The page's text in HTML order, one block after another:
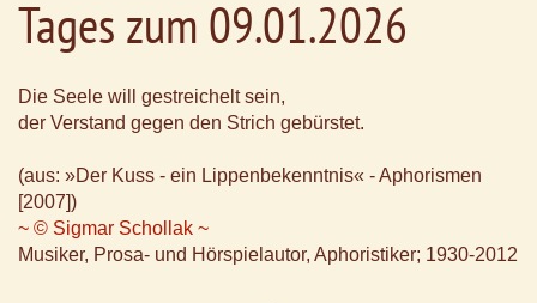
Tages zum 09.01.2026
Die Seele will gestreichelt sein,
der Verstand gegen den Strich gebürstet.
(aus: »Der Kuss - ein Lippenbekenntnis« - Aphorismen
[2007])
~ © Sigmar Schollak ~
Musiker, Prosa- und Hörspielautor, Aphoristiker; 1930-2012